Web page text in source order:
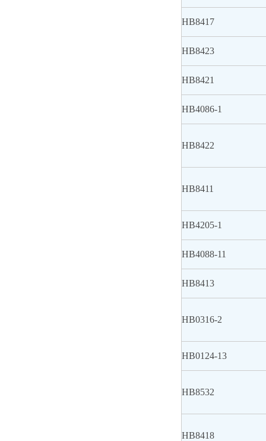
HB8417
HB8423
HB8421
HB4086-1
HB8422
HB8411
HB4205-1
HB4088-11
HB8413
HB0316-2
HB0124-13
HB8532
HB8418